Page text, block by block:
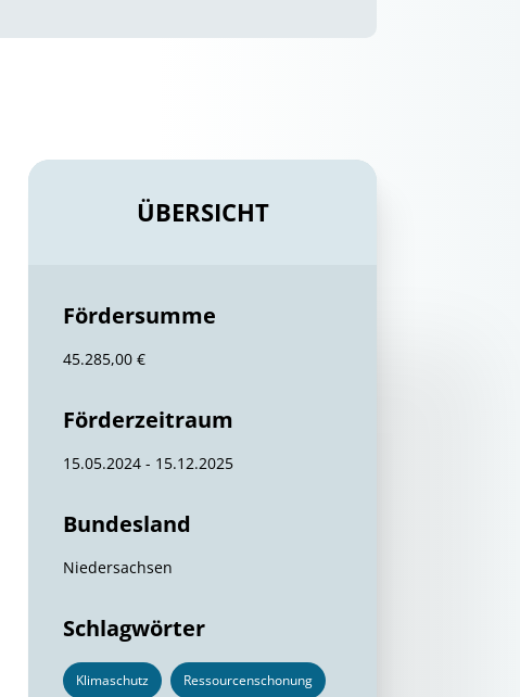
ÜBERSICHT
Fördersumme
45.285,00 €
Förderzeitraum
15.05.2024 - 15.12.2025
Bundesland
Niedersachsen
Schlagwörter
Klimaschutz Ressourcenschonung